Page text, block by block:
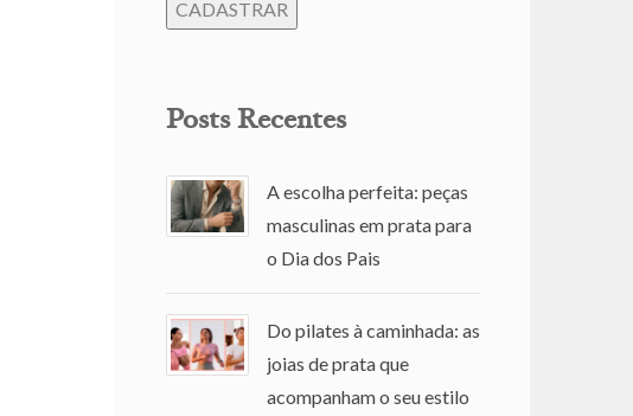
Posts Recentes
A escolha perfeita: peças
masculinas em prata para
o Dia dos Pais
Do pilates à caminhada: as
joias de prata que
acompanham o seu estilo